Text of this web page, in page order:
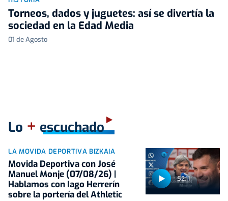
Torneos, dados y juguetes: así se divertía la
sociedad en la Edad Media
01 de Agosto
Lo + escuchado
52:11
LA MOVIDA DEPORTIVA BIZKAIA
Movida Deportiva con José
Manuel Monje (07/08/26) |
Hablamos con Iago Herrerín
sobre la portería del Athletic